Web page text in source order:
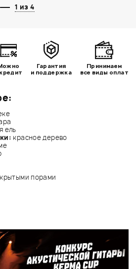
ель
красное дерево
порами
1 из 4
Гарантия
и поддержка
Принимаем
все виды оплат